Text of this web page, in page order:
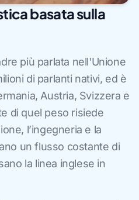
basata sulla
più parlata nell'Unione
di parlanti nativi, ed è
Austria, Svizzera e
di quel peso risiede
l’ingegneria e la
un flusso costante di
la linea inglese in